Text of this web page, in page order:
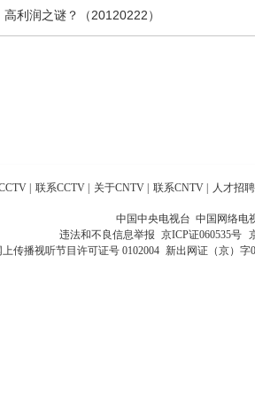
利润之谜？（20120222）
联系CCTV 关于CNTV 联系CNTV 人才招聘
中国中央电视台 中国网络电
违法和不良信息举报 京ICP证060535号
上传播视听节目许可证号 0102004 新出网证（京）